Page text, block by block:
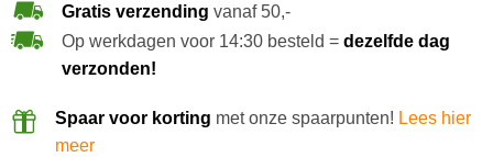
Gratis verzending vanaf 50,-
Op werkdagen voor 14:30 besteld = dezelfde dag
verzonden!
Spaar voor korting met onze spaarpunten! Lees hier
meer